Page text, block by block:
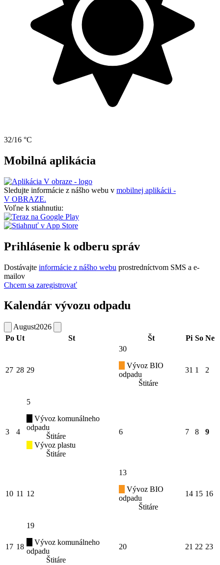
32/16 °C
Mobilná aplikácia
Sledujte informácie z nášho webu v mobilnej aplikácii -
V OBRAZE.
Voľne k stiahnutiu:
Prihlásenie k odberu správ
Dostávajte informácie z nášho webu prostredníctvom SMS a e-
mailov
Chcem sa zaregistrovať
Kalendár vývozu odpadu
August2026
Po Ut St Št Pi So Ne
27 28 29
30
Vývoz BIO
odpadu
Štitáre
31 1 2
3 4
5
Vývoz komunálneho
odpadu
Štitáre
Vývoz plastu
Štitáre
6 7 8 9
10 11 12
13
Vývoz BIO
odpadu
Štitáre
14 15 16
17 18
19
Vývoz komunálneho
odpadu
Štitáre
20 21 22 23